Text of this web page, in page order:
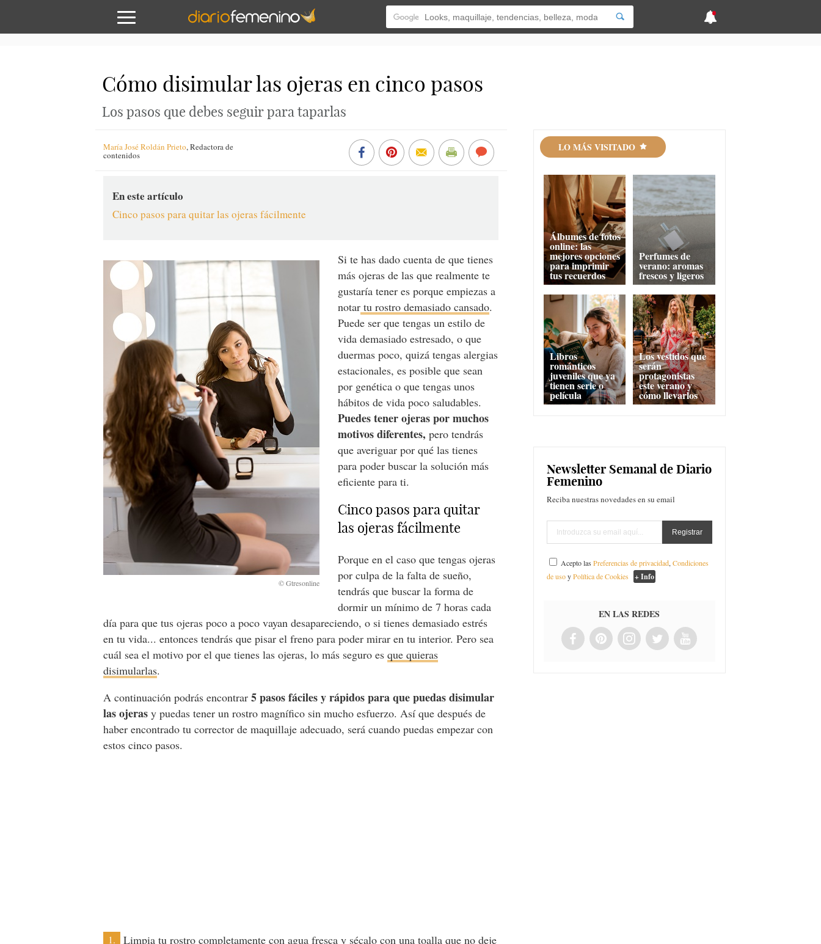
Cómo disimular las ojeras en cinco pasos
Los pasos que debes seguir para taparlas
María José Roldán Prieto,Redactora de
contenidos
En este artículo
Cinco pasos para quitar las ojeras fácilmente
Si te has dado cuenta de que tienes
más ojeras de las que realmente te
gustaría tener es porque empiezas a
notar tu rostro demasiado cansado.
Puede ser que tengas un estilo de
vida demasiado estresado, o que
duermas poco, quizá tengas alergias
estacionales, es posible que sean
por genética o que tengas unos
hábitos de vida poco saludables.
Puedes tener ojeras por muchos
motivos diferentes, pero tendrás
que averiguar por qué las tienes
para poder buscar la solución más
eficiente para ti.
Cinco pasos para quitar
las ojeras fácilmente
Porque en el caso que tengas ojeras
por culpa de la falta de sueño,
tendrás que buscar la forma de
dormir un mínimo de 7 horas cada
día para que tus ojeras poco a poco vayan desapareciendo, o si tienes demasiado estrés
en tu vida... entonces tendrás que pisar el freno para poder mirar en tu interior. Pero sea
cuál sea el motivo por el que tienes las ojeras, lo más seguro esque quieras
disimularlas.
A continuación podrás encontrar 5 pasos fáciles y rápidos para que puedas disimular
las ojeras y puedas tener un rostro magnífico sin mucho esfuerzo. Así que después de
haber encontrado tu corrector de maquillaje adecuado, será cuando puedas empezar con
estos cinco pasos.
1.
Limpia tu rostro completamente con agua fresca y sécalo con una toalla que no deje
LO MÁS VISITADO
Álbumes de fotos
online: las
mejores opciones
para imprimir
tus recuerdos
Perfumes de
verano: aromas
frescos y ligeros
Libros
románticos
juveniles que ya
tienen serie o
película
Los vestidos que
serán
protagonistas
este verano y
cómo llevarlos
Newsletter Semanal de Diario
Femenino
Reciba nuestras novedades en su email
Acepto lasPreferencias de privacidad,Condiciones
de usoyPolítica de Cookies + Info
EN LAS REDES